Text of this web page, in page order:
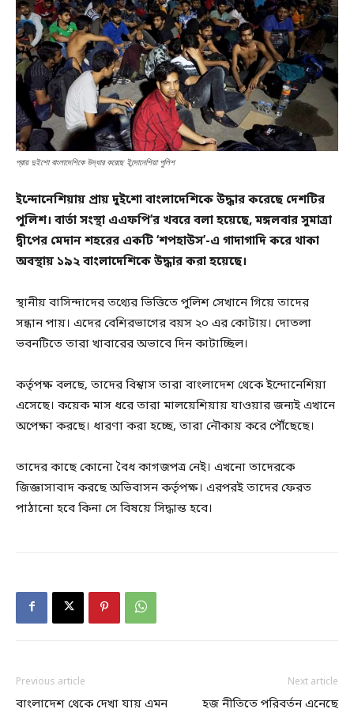
প্রায় দুইশো বাংলাদেশিকে উদ্ধার করেছে ইন্দোনেশিয়া পুলিশ
ইন্দোনেশিয়ায় প্রায় দুইশো বাংলাদেশিকে উদ্ধার করেছে দেশটির
পুলিশ। বার্তা সংস্থা এএফপি’র খবরে বলা হয়েছে, মঙ্গলবার সুমাত্রা
দ্বীপের মেদান শহরের একটি ‘শপহাউস’-এ গাদাগাদি করে থাকা
অবস্থায় ১৯২ বাংলাদেশিকে উদ্ধার করা হয়েছে।
স্থানীয় বাসিন্দাদের তথ্যের ভিত্তিতে পুলিশ সেখানে গিয়ে তাদের
সন্ধান পায়। এদের বেশিরভাগের বয়স ২০ এর কোটায়। দোতলা
ভবনটিতে তারা খাবারের অভাবে দিন কাটাচ্ছিল।
কর্তৃপক্ষ বলছে, তাদের বিশ্বাস তারা বাংলাদেশ থেকে ইন্দোনেশিয়া
এসেছে। কয়েক মাস ধরে তারা মালয়েশিয়ায় যাওয়ার জন্যই এখানে
অপেক্ষা করছে। ধারণা করা হচ্ছে, তারা নৌকায় করে পৌঁছেছে।
তাদের কাছে কোনো বৈধ কাগজপত্র নেই। এখনো তাদেরকে
জিজ্ঞাসাবাদ করছে অভিবাসন কর্তৃপক্ষ। এরপরই তাদের ফেরত
পাঠানো হবে কিনা সে বিষয়ে সিদ্ধান্ত হবে।
Previous article
বাংলাদেশ থেকে দেখা যায় এমন
Next article
হজ নীতিতে পরিবর্তন এনেছে